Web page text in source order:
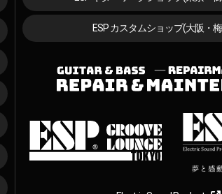
ESP カスタムショップ(大阪・